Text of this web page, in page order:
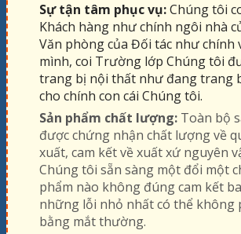
Sự tận tâm phục vụ:Chúng tôi
Khách hàng như chính ngôi nhà
Văn phòng của Đối tác như chính
mình, coi Trường lớp Chúng tôi
trang bị nội thất như đang trang
cho chính con cái Chúng tôi.
Sản phẩm chất lượng: Toàn bộ
được chứng nhận chất lượng về
xuất, cam kết về xuất xứ nguyên
Chúng tôi sẵn sàng một đổi một
phẩm nào không đúng cam kết
những lỗi nhỏ nhất có thể không
bằng mắt thường.